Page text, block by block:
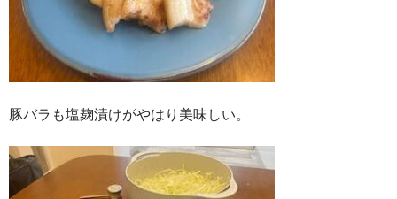
豚バラも塩麹漬けがやはり美味しい。